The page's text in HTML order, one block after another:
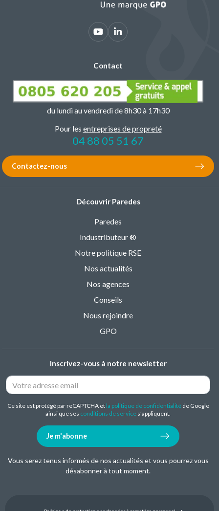
Contact
du lundi au vendredi de 8h30 à 17h30
Pour les entreprises de propreté
04 88 05 51 67
Contactez-nous
Découvrir Paredes
Paredes
Industributeur ®
Notre politique RSE
Nos actualités
Nos agences
Conseils
Nous rejoindre
GPO
Inscrivez-vous à notre newsletter
Ce site est protégé par reCAPTCHA et la politique de confidentialitéde Google
ainsi que ses conditions de service s’appliquent.
Je m'abonne
Vous serez tenus informés de nos actualités et vous pourrez vous
désabonner à tout moment.